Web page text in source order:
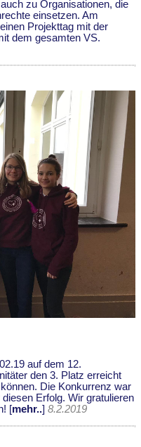
zu Organisationen, die
einsetzen. Am
Projekttag mit der
dem gesamten VS.
auf dem 12.
den 3. Platz erreicht
Die Konkurrenz war
Erfolg. Wir gratulieren
[mehr..] 8.2.2019